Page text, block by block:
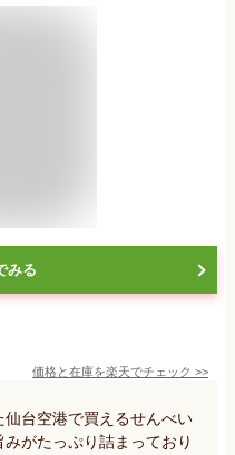
みる
価格と在庫を楽天でチェック >>
台空港で買えるせんべい
がたっぷり詰まっており